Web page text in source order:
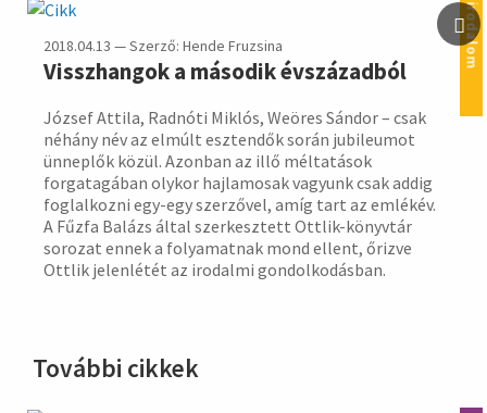
irodalom
2018.04.13 — Szerző: Hende Fruzsina
Visszhangok a második évszázadból
József Attila, Radnóti Miklós, Weöres Sándor – csak
néhány név az elmúlt esztendők során jubileumot
ünneplők közül. Azonban az illő méltatások
forgatagában olykor hajlamosak vagyunk csak addig
foglalkozni egy-egy szerzővel, amíg tart az emlékév.
A Fűzfa Balázs által szerkesztett Ottlik-könyvtár
sorozat ennek a folyamatnak mond ellent, őrizve
Ottlik jelenlétét az irodalmi gondolkodásban.
További cikkek